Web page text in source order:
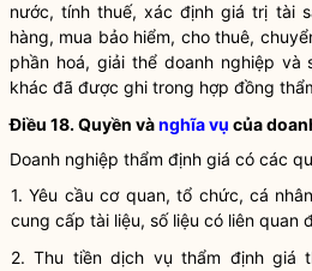
nước, tính thuế, xác định giá trị tài
hàng, mua bảo hiểm, cho thuê,
phần hoá, giải thể doanh nghiệp
khác đã được ghi trong hợp đồng
Điều 18. Quyền vànghĩa vụ của
Doanh nghiệp thẩm định giá có các
1. Yêu cầu cơ quan, tổ chức, cá
cung cấp tài liệu, số liệu có liên quan
2. Thu tiềndịch vụ thẩm định giá